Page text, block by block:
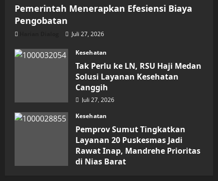
Pemerintah Menerapkan Efesiensi Biaya
Pengobatan
Juli 27, 2026
Kesehatan
Tak Perlu ke LN, RSU Haji Medan
Solusi Layanan Kesehatan
Canggih
Juli 27, 2026
Kesehatan
Pemprov Sumut Tingkatkan
Layanan 20 Puskesmas Jadi
Rawat Inap, Mandrehe Prioritas
di Nias Barat